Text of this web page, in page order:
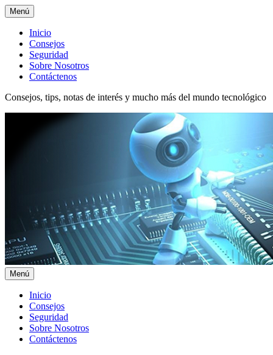
Menú
Menú
superior
Inicio
Consejos
Seguridad
Sobre Nosotros
Contáctenos
Consejos, tips, notas de interés y mucho más del mundo tecnológico
Menú
Menú
principal
Inicio
Consejos
Seguridad
Sobre Nosotros
Contáctenos